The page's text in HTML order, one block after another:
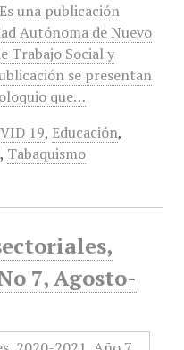
una publicación
Autónoma de Nuevo
Trabajo Social y
se presentan
que…
19, Educación,
, Tabaquismo
7, Agosto-